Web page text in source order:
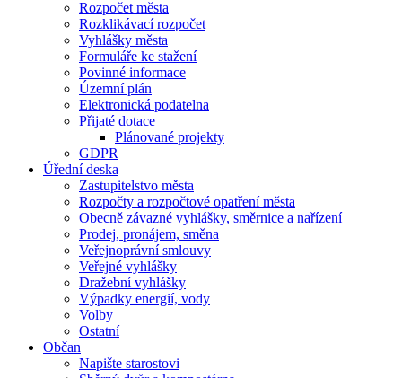
Rozpočet města
Rozklikávací rozpočet
Vyhlášky města
Formuláře ke stažení
Povinné informace
Územní plán
Elektronická podatelna
Přijaté dotace
Plánované projekty
GDPR
Úřední deska
Zastupitelstvo města
Rozpočty a rozpočtové opatření města
Obecně závazné vyhlášky, směrnice a nařízení
Prodej, pronájem, směna
Veřejnoprávní smlouvy
Veřejné vyhlášky
Dražební vyhlášky
Výpadky energií, vody
Volby
Ostatní
Občan
Napište starostovi